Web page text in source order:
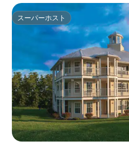
スーパーホスト
スーパーホスト